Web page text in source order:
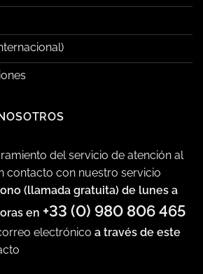
del servicio de atención al
contacto con nuestro servicio
(llamada gratuita) de lunes a
en +33 (0) 980 806 465
electrónico a través de este